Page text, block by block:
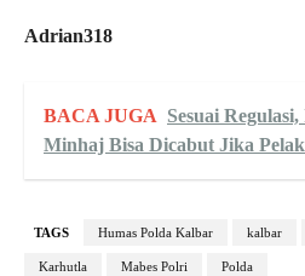
Adrian318
BACA JUGA Sesuai
Minhaj Bisa Dicabut Jika
TAGS Humas Polda Kalbar kalbar
Karhutla Mabes Polri Polda